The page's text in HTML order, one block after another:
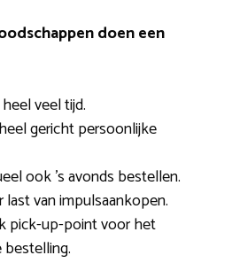
doen een
veel tijd.
gericht persoonlijke
ook ’s avonds bestellen.
last van impulsaankopen.
pick-up-point voor het
bestelling.